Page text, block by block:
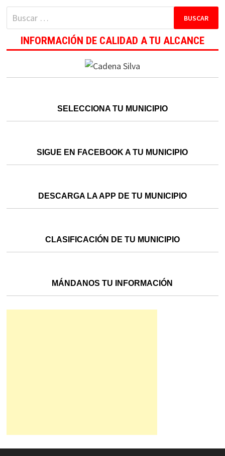
Buscar:
INFORMACIÓN DE CALIDAD A TU ALCANCE
SELECCIONA TU MUNICIPIO
SIGUE EN FACEBOOK A TU MUNICIPIO
DESCARGA LA APP DE TU MUNICIPIO
CLASIFICACIÓN DE TU MUNICIPIO
MÁNDANOS TU INFORMACIÓN